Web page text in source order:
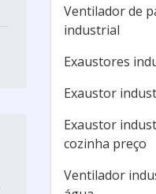
Ventilador de
industrial
Exaustores
Exaustor
Exaustor
cozinha preço
Ventilador